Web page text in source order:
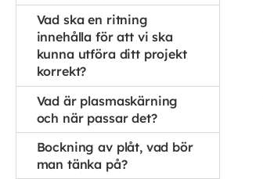
Vad ska en ritning
innehålla för att vi ska
kunna utföra ditt projekt
korrekt?
Vad är plasmaskärning
och när passar det?
Bockning av plåt, vad bör
man tänka på?